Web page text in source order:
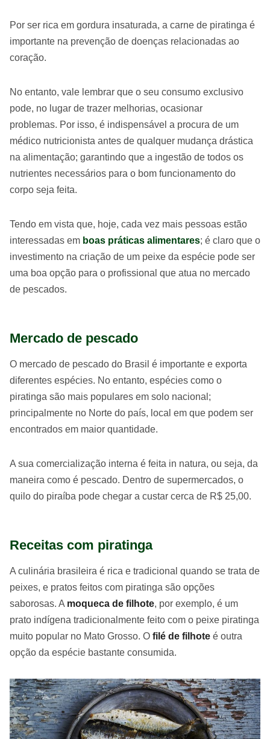
Por ser rica em gordura insaturada, a carne de piratinga é
importante na prevenção de doenças relacionadas ao
coração.
No entanto, vale lembrar que o seu consumo exclusivo
pode, no lugar de trazer melhorias, ocasionar
problemas. Por isso, é indispensável a procura de um
médico nutricionista antes de qualquer mudança drástica
na alimentação; garantindo que a ingestão de todos os
nutrientes necessários para o bom funcionamento do
corpo seja feita.
Tendo em vista que, hoje, cada vez mais pessoas estão
interessadas em boas práticas alimentares; é claro que o
investimento na criação de um peixe da espécie pode ser
uma boa opção para o profissional que atua no mercado
de pescados.
Mercado de pescado
O mercado de pescado do Brasil é importante e exporta
diferentes espécies. No entanto, espécies como o
piratinga são mais populares em solo nacional;
principalmente no Norte do país, local em que podem ser
encontrados em maior quantidade.
A sua comercialização interna é feita in natura, ou seja, da
maneira como é pescado. Dentro de supermercados, o
quilo do piraíba pode chegar a custar cerca de R$ 25,00.
Receitas com piratinga
A culinária brasileira é rica e tradicional quando se trata de
peixes, e pratos feitos com piratinga são opções
saborosas. A moqueca de filhote, por exemplo, é um
prato indígena tradicionalmente feito com o peixe piratinga
muito popular no Mato Grosso. O filé de filhote é outra
opção da espécie bastante consumida.